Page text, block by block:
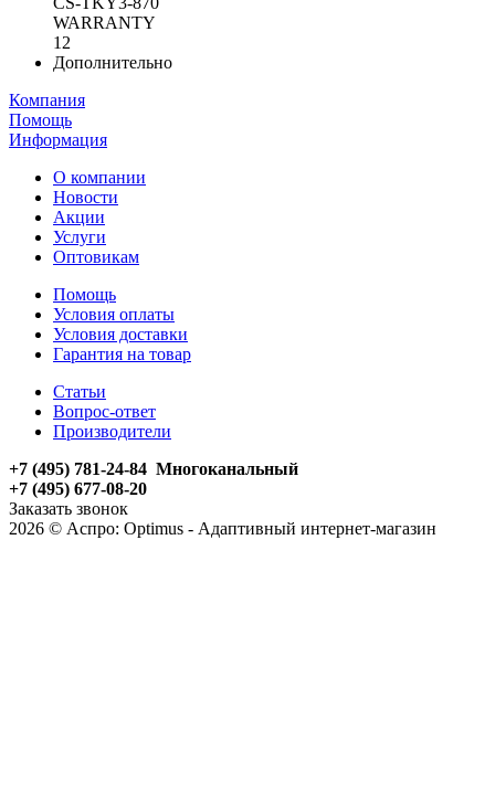
WARRANTY
12
Дополнительно
Компания
Помощь
Информация
О компании
Новости
Акции
Услуги
Оптовикам
Помощь
Условия оплаты
Условия доставки
Гарантия на товар
Статьи
Вопрос-ответ
Производители
+7 (495) 781-24-84 Многоканальный
+7 (495) 677-08-20
Заказать звонок
2026 © Аспро: Optimus - Адаптивный интернет-магазин